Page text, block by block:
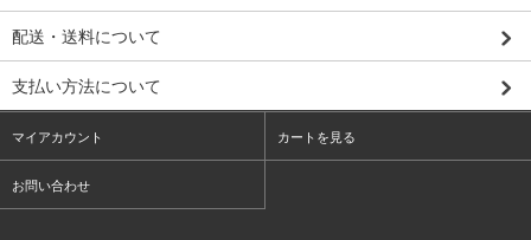
配送・送料について
支払い方法について
マイアカウント カートを見る
お問い合わせ